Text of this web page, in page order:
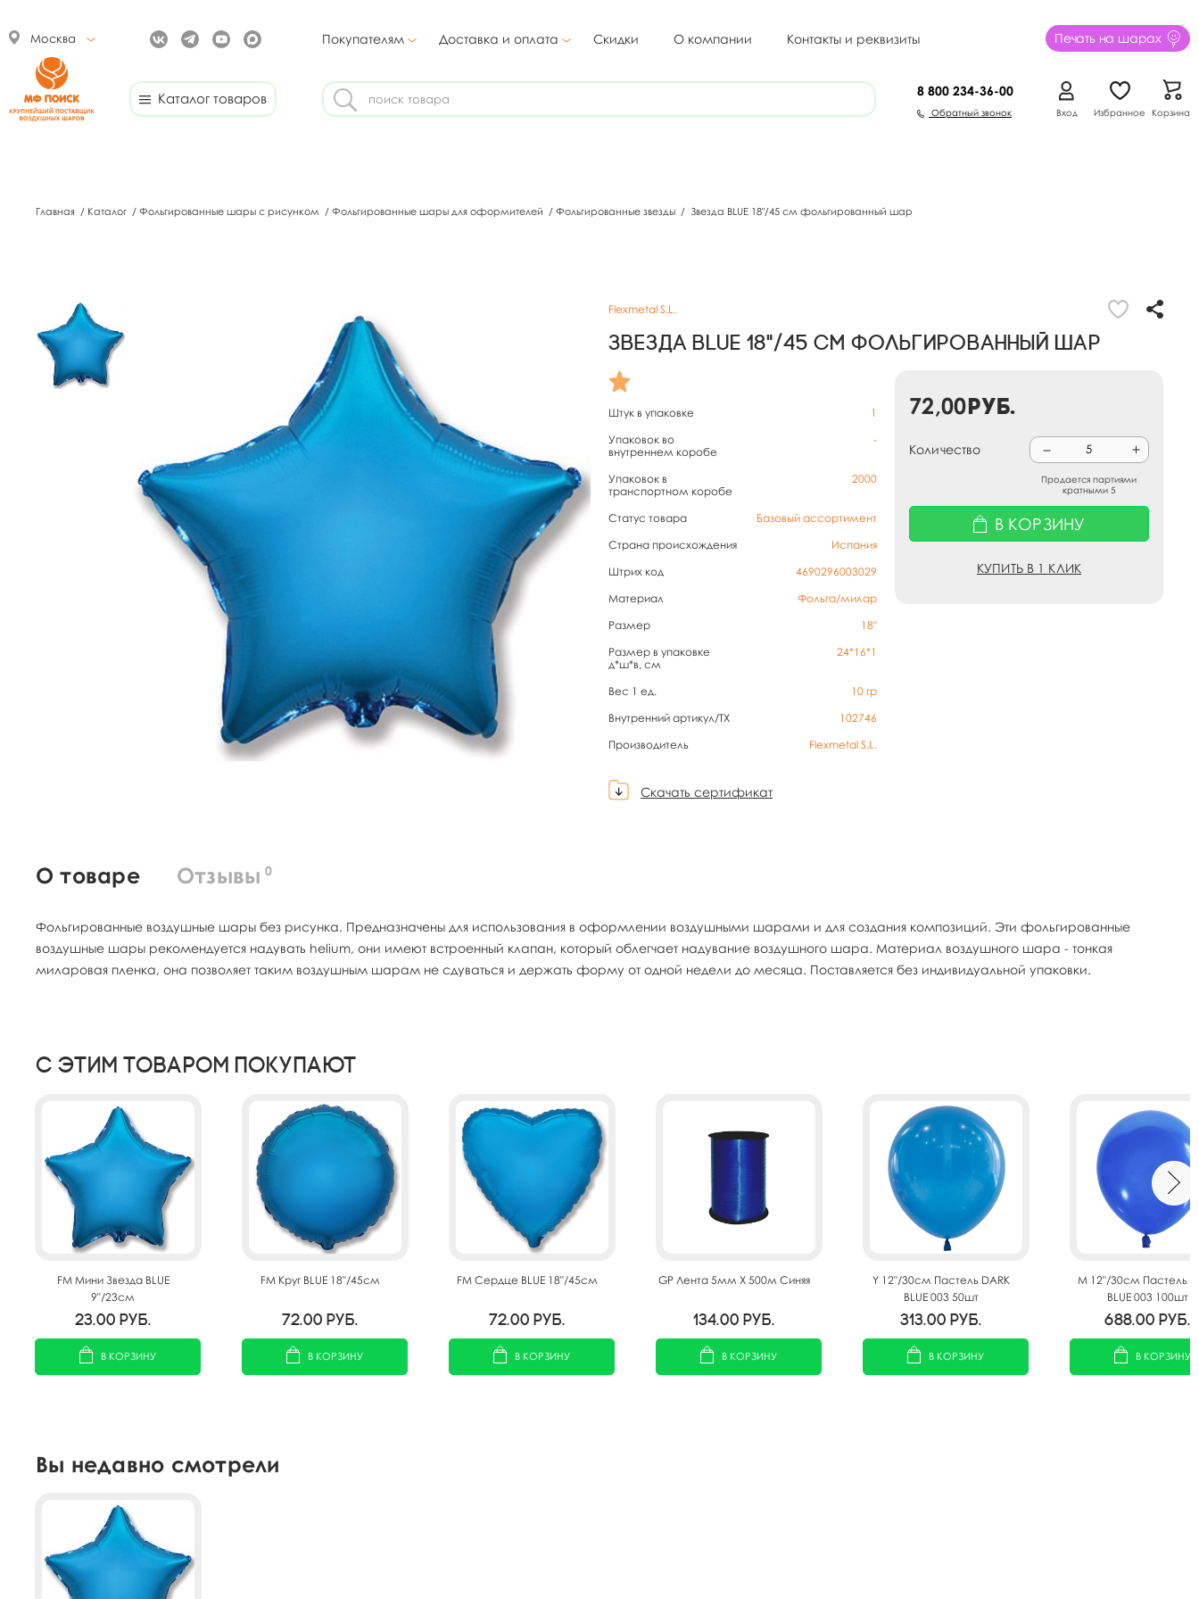
Москва Покупателям Доставка и оплата Скидки О компании Контакты и реквизиты Печать на шарах
Каталог товаров 8 800 234-36-00
Обратный звонок Вход Избранное Корзина
Главная / Каталог / Фольгированные шары с рисунком / Фольгированные шары для оформителей / Фольгированные звезды / Звезда BLUE 18"/45 см фольгированный шар
Flexmetal S.L.
Звезда BLUE 18"/45 см фольгированный шар
Штук в упаковке
1
Упаковок во
внутреннем коробе
-
Упаковок в
транспортном коробе
2000
Статус товара
Базовый ассортимент
Страна происхождения
Испания
Штрих код
4690296003029
Материал
Фольга/милар
Размер
18"
Размер в упаковке
д*ш*в, см
24*16*1
Вес 1 ед. 10 гр
Внутренний артикул/TX
102746
Производитель
Flexmetal S.L.
Скачать сертификат
72,00руб.
Количество
Продается партиями
кратными 5
В КОРЗИНУ
КУПИТЬ В 1 КЛИК
О товаре Отзывы 0
Фольгированные воздушные шары без рисунка. Предназначены для использования в оформлении воздушными шарами и для создания композиций. Эти фольгированные
воздушные шары рекомендуется надувать helium, они имеют встроенный клапан, который облегчает надувание воздушного шара. Материал воздушного шара - тонкая
миларовая пленка, она позволяет таким воздушным шарам не сдуваться и держать форму от одной недели до месяца. Поставляется без индивидуальной упаковки.
С этим товаром покупают
FM Мини Звезда BLUE
9"/23см
23.00 руб.
В КОРЗИНУ
FM Круг BLUE 18"/45см
72.00 руб.
В КОРЗИНУ
FM Сердце BLUE 18"/45см
72.00 руб.
В КОРЗИНУ
GP Лента 5мм X 500м Синяя
134.00 руб.
В КОРЗИНУ
Y 12"/30см Пастель DARK
BLUE 003 50шт
313.00 руб.
В КОРЗИНУ
M 12"/30см Пастель
BLUE 003 100шт
688.00 руб.
В КОРЗИНУ
Вы недавно смотрели